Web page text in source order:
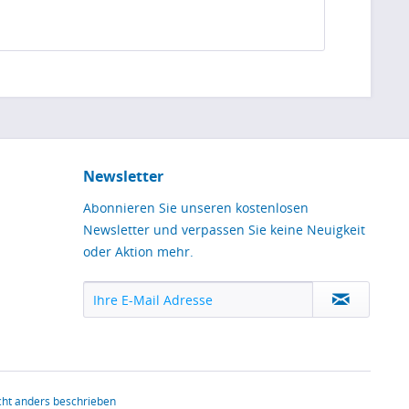
Newsletter
Abonnieren Sie unseren kostenlosen
Newsletter und verpassen Sie keine Neuigkeit
oder Aktion mehr.
anders beschrieben